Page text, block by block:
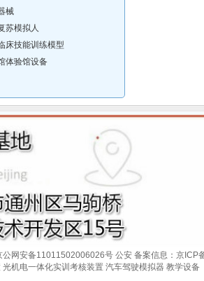
械
苏模拟人
床技能训练模型
体验馆设备
公网安备11011502006026号 公安 备案信息：京ICP
光机电一体化实训考核装置 汽车驾驶模拟器 教学设备